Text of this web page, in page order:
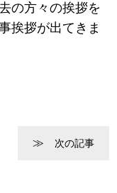
の方々の挨拶を
挨拶が出てきま
次の記事